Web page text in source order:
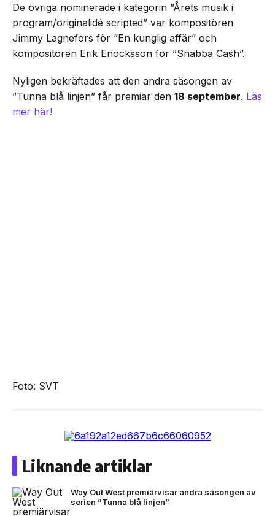
De övriga nominerade i kategorin ”Årets musik i
program/originalidé scripted” var kompositören
Jimmy Lagnefors för ”En kunglig affär” och
kompositören Erik Enocksson för ”Snabba Cash”.
Nyligen bekräftades att den andra säsongen av
”Tunna blå linjen” får premiär den 18 september. Läs
mer här!
Foto: SVT
Liknande artiklar
Way Out West premiärvisar andra säsongen av
serien ”Tunna blå linjen”